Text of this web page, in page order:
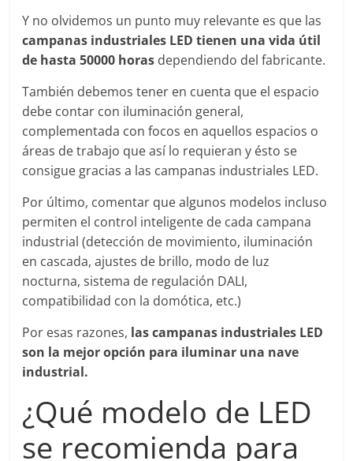
Y no olvidemos un punto muy relevante es que las
campanas industriales LED tienen una vida útil
de hasta 50000 horas dependiendo del fabricante.
También debemos tener en cuenta que el espacio
debe contar con iluminación general,
complementada con focos en aquellos espacios o
áreas de trabajo que así lo requieran y ésto se
consigue gracias a las campanas industriales LED.
Por último, comentar que algunos modelos incluso
permiten el control inteligente de cada campana
industrial (detección de movimiento, iluminación
en cascada, ajustes de brillo, modo de luz
nocturna, sistema de regulación DALI,
compatibilidad con la domótica, etc.)
Por esas razones, las campanas industriales LED
son la mejor opción para iluminar una nave
industrial.
¿Qué modelo de LED
se recomienda para